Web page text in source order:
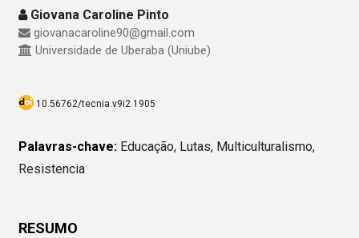
Giovana Caroline Pinto
giovanacaroline90@gmail.com
Universidade de Uberaba (Uniube)
10.56762/tecnia.v9i2.1905
Palavras-chave: Educação, Lutas, Multiculturalismo,
Resistencia
RESUMO